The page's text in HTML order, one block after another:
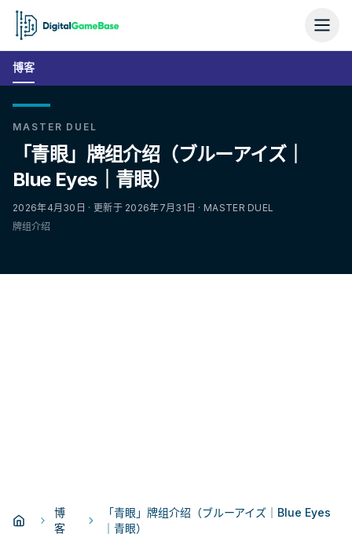
博客
MASTER DUEL
「青眼」牌组介绍（ブルーアイズ｜
Blue Eyes｜青眼）
2026年4月30日 · 更新于 2026年7月31日 · MASTER DUEL
牌组介绍
博
客
「青眼」牌组介绍（ブルーアイズ｜Blue Eyes
｜青眼）